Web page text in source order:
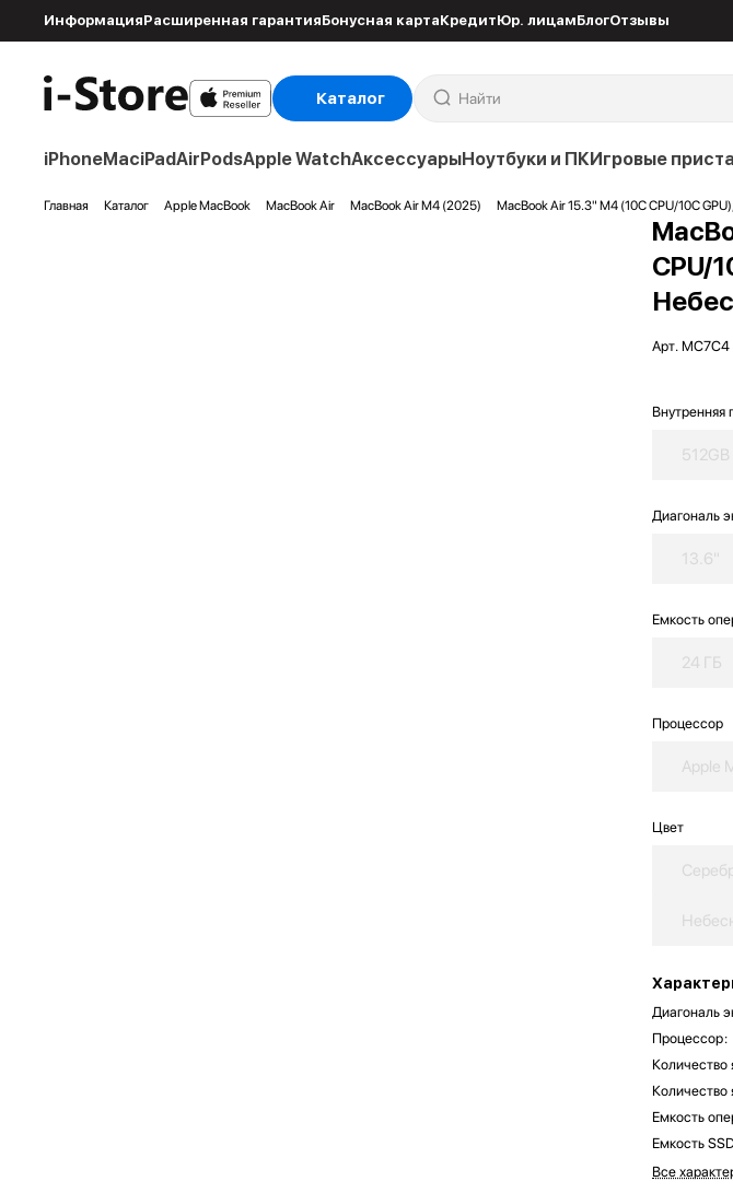
ИнформацияРасширенная гарантияБонусная картаКредитЮр. лицамБлогОтзывы
Каталог
iPhoneMaciPadAirPodsApple WatchАксессуарыНоутбуки и ПКИгровые
Главная Каталог Apple MacBook MacBook Air MacBook Air M4 (2025) MacBook Air 15.3" M4 (10C CPU/10C
CPU/
Арт.MC7C4
Внутренняя
512GB
Диагональ
13.6"
Емкость
24 ГБ
Процессор
Apple
Цвет
Диагональ
Процессор:
Количество
Количество
Емкость
Емкость
Все